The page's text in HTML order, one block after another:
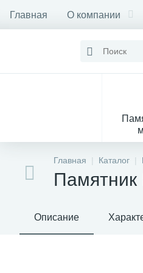
Главная О компании
Главная Каталог
Памятник
Описание